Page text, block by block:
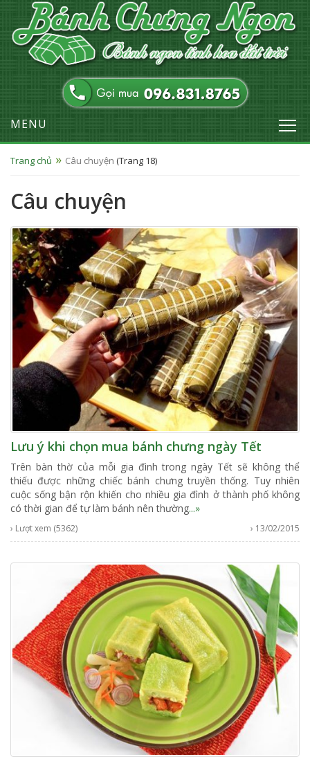
MENU
Trang chủ Câu chuyện (Trang 18)
Câu chuyện
Lưu ý khi chọn mua bánh chưng ngày Tết
Trên bàn thờ của mỗi gia đình trong ngày Tết sẽ không thể
thiếu được những chiếc bánh chưng truyền thống. Tuy nhiên
cuộc sống bận rộn khiến cho nhiều gia đình ở thành phố không
có thời gian để tự làm bánh nên thường...»
› Lượt xem (5362) › 13/02/2015